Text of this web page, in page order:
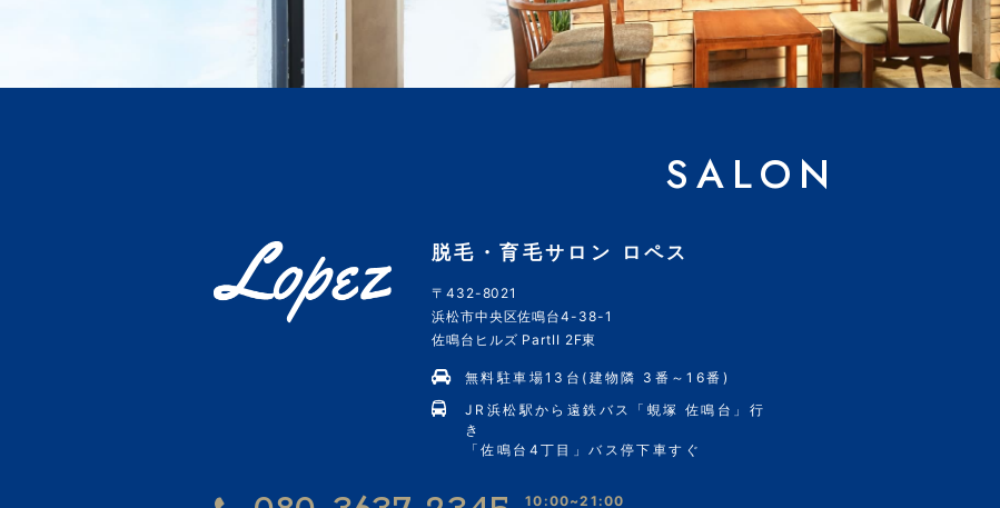
SALON
脱毛・育毛サロン ロペス
〒432-8021
浜松市中央区佐鳴台4-38-1
佐鳴台ヒルズ PartII 2F東
無料駐車場13台(建物隣 3番～16番)
JR浜松駅から遠鉄バス「蜆塚 佐鳴台」行
き
「佐鳴台4丁目」バス停下車すぐ
10:00~21:00